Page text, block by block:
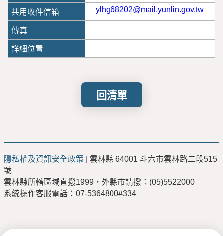
ylhg68202@mail.yunlin.gov.tw
回清單
隱私權及資訊安全政策 | 雲林縣 64001 斗六市雲林路二段515
號
雲林縣所轄區域直撥1999，外縣市請撥：(05)5522000
系統操作客服電話：07-5364800#334